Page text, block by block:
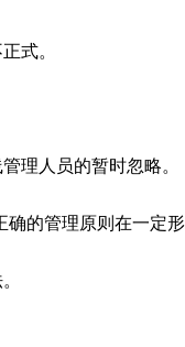
式。
理人员的暂时忽略。
的管理原则在一定形